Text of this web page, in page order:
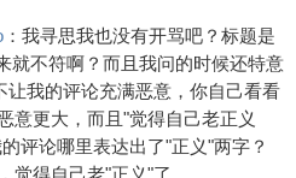
： 我寻思我也没有开骂吧？标题是
就不符啊？而且我问的时候还特意
让我的评论充满恶意，你自己看看
意更大，而且"觉得自己老正义
评论哪里表达出了"正义"两字？